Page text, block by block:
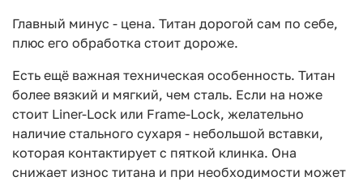
Главный минус - цена. Титан дорогой сам по себе,
плюс его обработка стоит дороже.
Есть ещё важная техническая особенность. Титан
более вязкий и мягкий, чем сталь. Если на ноже
стоит Liner-Lock или Frame-Lock, желательно
наличие стального сухаря - небольшой вставки,
которая контактирует с пяткой клинка. Она
снижает износ титана и при необходимости может